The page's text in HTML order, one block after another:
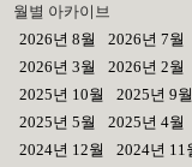
월별 아카이브
2026년 8월
2026년 7월
2026년 3월
2026년 2월
2025년 10월
2025년 9월
2025년 5월
2025년 4월
2024년 12월
2024년 11